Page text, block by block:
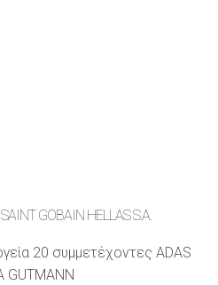
GOBAIN HELLAS S.A.
20 συμμετέχοντες ADAS
GUTMANN